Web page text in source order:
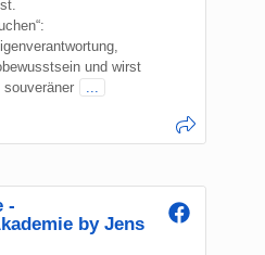
und wirst
...
-
by Jens